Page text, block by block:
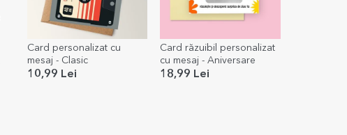
Card personalizat cu
mesaj - Clasic
10,99 Lei
Card răzuibil personalizat
cu mesaj - Aniversare
18,99 Lei